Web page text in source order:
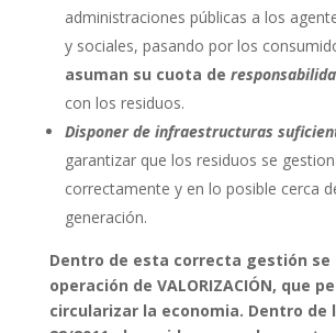
administraciones públicas a los
y sociales, pasando por los
asuman su cuota de
con los residuos.
Disponer de infraestructuras
garantizar que los residuos se
correctamente y en lo posible cerca
generación.
Dentro de esta correcta gestión se
operación de VALORIZACIÓN, que
circularizar la economia. Dentro de